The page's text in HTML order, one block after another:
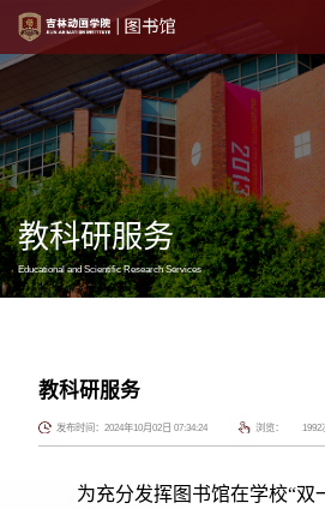
教科研服务
Educational and Scientific Research Services
教科研服务
发布时间：2024年10月02日 07:34:24 浏览： 1992
为充分发挥图书馆在学校“双